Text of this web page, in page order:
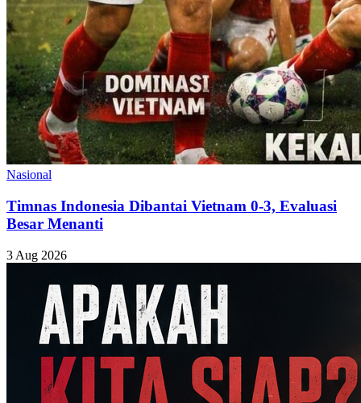
Nasional
Timnas Indonesia Dibantai Vietnam 0-3, Evaluasi
Besar Menanti
3 Aug 2026